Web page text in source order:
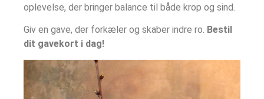
oplevelse, der bringer balance til både krop og sind.
Giv en gave, der forkæler og skaber indre ro. Bestil
dit gavekort i dag!